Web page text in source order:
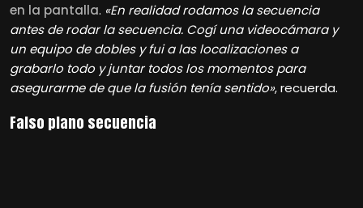
en la pantalla. «En realidad rodamos la secuencia
antes de rodar la secuencia. Cogí una videocámara y
un equipo de dobles y fui a las localizaciones a
grabarlo todo y juntar todos los momentos para
asegurarme de que la fusión tenía sentido», recuerda.
Falso plano secuencia